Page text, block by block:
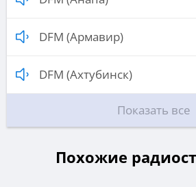
DFM (Армавир)
DFM (Ахтубинск)
Показать все
Похожие